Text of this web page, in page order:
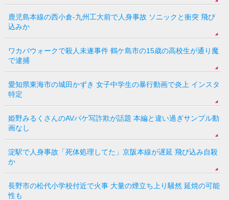
鹿児島本線の西小倉-九州工大前で人身事故 ソニックと衝突 飛び
込みか
ワカバウォークで殺人未遂事件 鶴ケ島市の15歳の高校生が通り魔
で逮捕
愛知県東海市の城田かずき 女子中学生の暴行動画で炎上 インスタ
特定
姫野みるくさんのAVパケ写詐欺が話題 本編と違い過ぎサンプル動
画なし
淀駅で人身事故「死体処理してた」京阪本線が遅延 飛び込み自殺
か
長野市の松代小学校付近で火事 大量の煙立ち上り騒然 延焼の可能
性も